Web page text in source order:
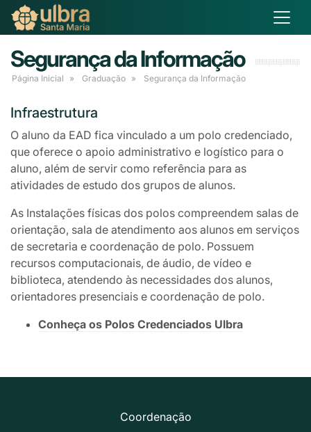
Segurança da Informação
Página Inicial Graduação Segurança da Informação
Infraestrutura
O aluno da EAD fica vinculado a um polo credenciado,
que oferece o apoio administrativo e logístico para o
aluno, além de servir como referência para as
atividades de estudo dos grupos de alunos.
As Instalações físicas dos polos compreendem salas de
orientação, sala de atendimento aos alunos em serviços
de secretaria e coordenação de polo. Possuem
recursos computacionais, de áudio, de vídeo e
biblioteca, atendendo às necessidades dos alunos,
orientadores presenciais e coordenação de polo.
Conheça os Polos Credenciados Ulbra
Coordenação